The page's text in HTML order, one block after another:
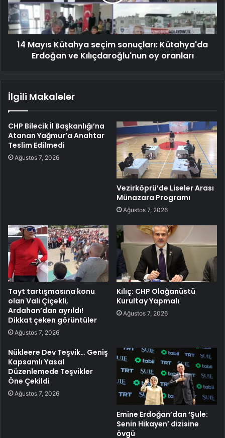
14 Mayıs Kütahya seçim sonuçları: Kütahya'da
Erdoğan ve Kılıçdaroğlu'nun oy oranları
İlgili Makaleler
CHP Bilecik İl Başkanlığı’na
Atanan Yağmur’a Anahtar
Teslim Edilmedi
Ağustos 7, 2026
Vezirköprü’de Liseler Arası
Münazara Programı
Ağustos 7, 2026
Tayt tartışmasına konu
olan Vali Çiçekli,
Ardahan’dan ayrıldı!
Dikkat çeken görüntüler
Ağustos 7, 2026
Kılıç: CHP Olağanüstü
Kurultay Yapmalı
Ağustos 7, 2026
Nükleere Dev Teşvik… Geniş
Kapsamlı Yasal
Düzenlemede Teşvikler
Öne Çekildi
Ağustos 7, 2026
Emine Erdoğan’dan ‘Şule:
Senin Hikayen’ dizisine
övgü